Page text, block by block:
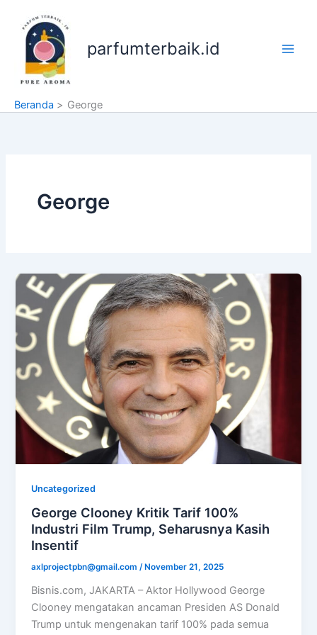
konten
parfumterbaik.id
Beranda George
George
Uncategorized
George Clooney Kritik Tarif 100%
Industri Film Trump, Seharusnya Kasih
Insentif
axlprojectpbn@gmail.com/ November 21, 2025
Bisnis.com, JAKARTA – Aktor Hollywood George
Clooney mengatakan ancaman Presiden AS Donald
Trump untuk mengenakan tarif 100% pada semua